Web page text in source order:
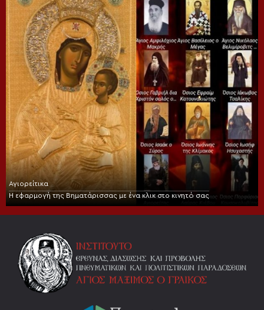
Αγιορείτικα
Η εφαρμογή της Βηματάρισσας με ένα κλικ στο κινητό σας